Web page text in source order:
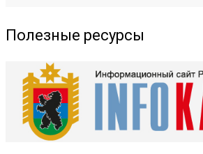
Полезные ресурсы